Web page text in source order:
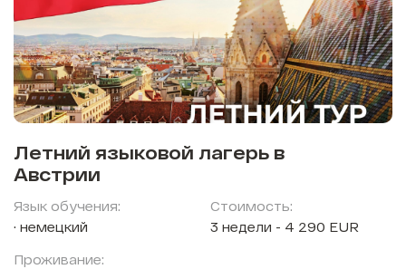
Летний языковой лагерь в
Австрии
Язык обучения:
немецкий
Проживание:
Стоимость:
3 недели - 4 290 EUR